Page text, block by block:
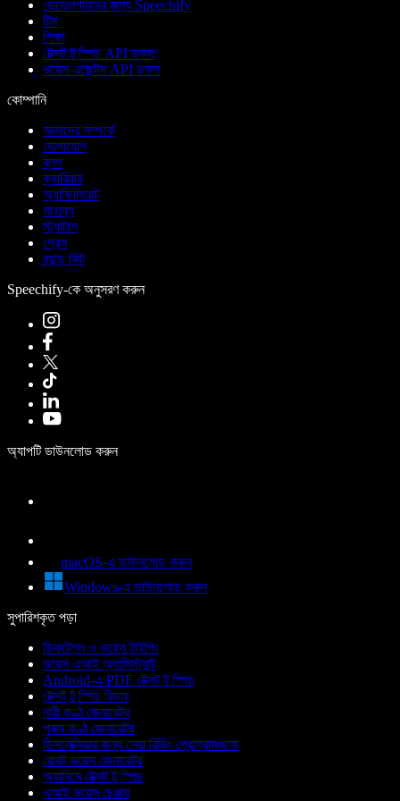
ডেভেলপারদের জন্য Speechify
টিম
শিক্ষা
টেক্সট টু স্পিচ API ডকস
ভয়েস এজেন্টস API ডকস
কোম্পানি
আমাদের সম্পর্কে
যোগাযোগ
ব্লগ
ক্যারিয়ার
অ্যাফিলিয়েট
সাহায্য
স্ট্যাটাস
প্রেস
ব্র্যান্ড কিট
Speechify-কে অনুসরণ করুন
অ্যাপটি ডাউনলোড করুন
macOS-এ ডাউনলোড করুন
Windows-এ ডাউনলোড করুন
সুপারিশকৃত পড়া
ডিকটেশন ও ভয়েস টাইপিং
ভয়েস এআই অ্যাসিস্ট্যান্ট
Android-এ PDF টেক্সট টু স্পিচ
টেক্সট টু স্পিচ রিডার
নারী কণ্ঠ জেনারেটর
পুরুষ কণ্ঠ জেনারেটর
ডিসলেক্সিয়ার জন্য সেরা রিডিং প্রোগ্রামগুলো
রোবট ভয়েস জেনারেটর
অ্যানিমে টেক্সট টু স্পিচ
এআই ভয়েস চেঞ্জার